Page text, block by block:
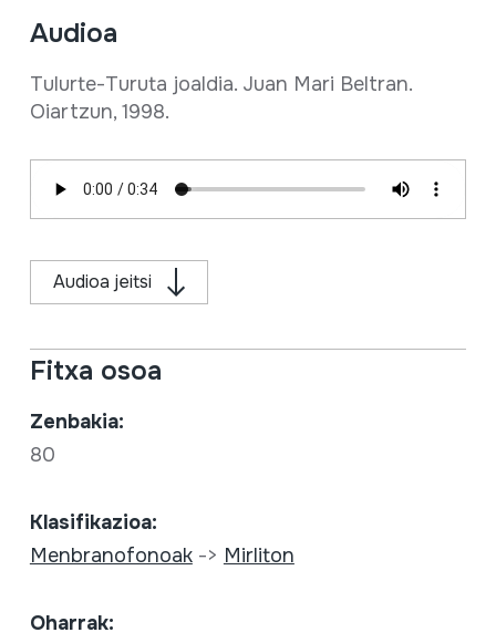
Audioa
Tulurte-Turuta joaldia. Juan Mari Beltran.
Oiartzun, 1998.
Audioa jeitsi
Fitxa osoa
Zenbakia:
80
Klasifikazioa:
Menbranofonoak-> Mirliton
Oharrak: